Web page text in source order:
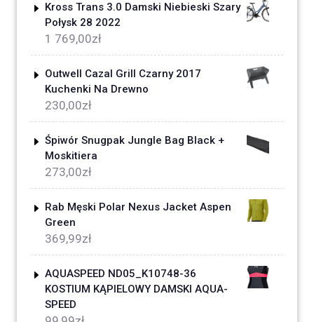
Kross Trans 3.0 Damski Niebieski Szary
Połysk 28 2022
1 769,00zł
Outwell Cazal Grill Czarny 2017
Kuchenki Na Drewno
230,00zł
Śpiwór Snugpak Jungle Bag Black +
Moskitiera
273,00zł
Rab Męski Polar Nexus Jacket Aspen
Green
369,99zł
AQUASPEED ND05_K10748-36
KOSTIUM KĄPIELOWY DAMSKI AQUA-
SPEED